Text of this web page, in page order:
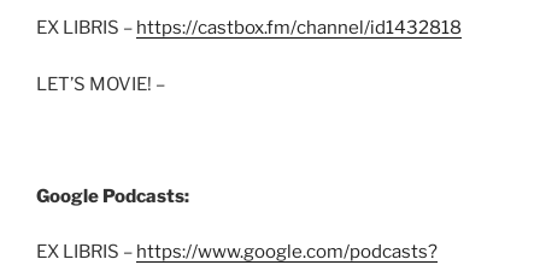
EX LIBRIS – https://castbox.fm/channel/id1432818
LET’S MOVIE! –
Google Podcasts:
EX LIBRIS – https://www.google.com/podcasts?